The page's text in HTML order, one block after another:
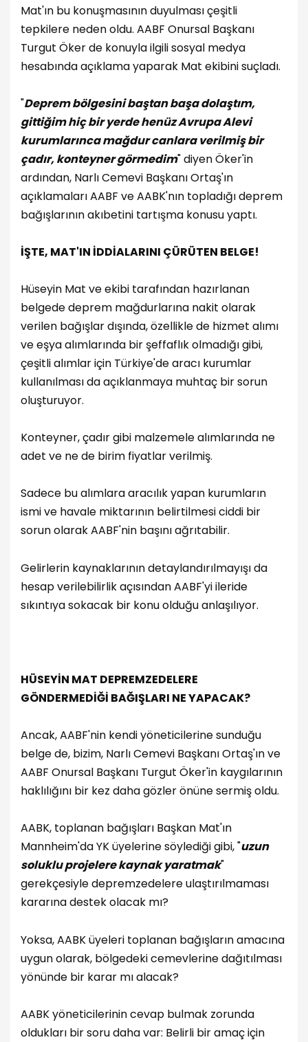
Mat'ın bu konuşmasının duyulması çeşitli
tepkilere neden oldu. AABF Onursal Başkanı
Turgut Öker de konuyla ilgili sosyal medya
hesabında açıklama yaparak Mat ekibini suçladı.
"Deprem bölgesini baştan başa dolaştım,
gittiğim hiç bir yerde henüz Avrupa Alevi
kurumlarınca mağdur canlara verilmiş bir
çadır, konteyner görmedim" diyen Öker'in
ardından, Narlı Cemevi Başkanı Ortaş'ın
açıklamaları AABF ve AABK'nın topladığı deprem
bağışlarının akıbetini tartışma konusu yaptı.
İŞTE, MAT'IN İDDİALARINI ÇÜRÜTEN BELGE!
Hüseyin Mat ve ekibi tarafından hazırlanan
belgede deprem mağdurlarına nakit olarak
verilen bağışlar dışında, özellikle de hizmet alımı
ve eşya alımlarında bir şeffaflık olmadığı gibi,
çeşitli alımlar için Türkiye'de aracı kurumlar
kullanılması da açıklanmaya muhtaç bir sorun
oluşturuyor.
Konteyner, çadır gibi malzemele alımlarında ne
adet ve ne de birim fiyatlar verilmiş.
Sadece bu alımlara aracılık yapan kurumların
ismi ve havale miktarının belirtilmesi ciddi bir
sorun olarak AABF'nin başını ağrıtabilir.
Gelirlerin kaynaklarının detaylandırılmayışı da
hesap verilebilirlik açısından AABF'yi ileride
sıkıntıya sokacak bir konu olduğu anlaşılıyor.
HÜSEYİN MAT DEPREMZEDELERE
GÖNDERMEDİĞİ BAĞIŞLARI NE YAPACAK?
Ancak, AABF'nin kendi yöneticilerine sunduğu
belge de, bizim, Narlı Cemevi Başkanı Ortaş'ın ve
AABF Onursal Başkanı Turgut Öker'in kaygılarının
haklılığını bir kez daha gözler önüne sermiş oldu.
AABK, toplanan bağışları Başkan Mat'ın
Mannheim'da YK üyelerine söylediği gibi, "uzun
soluklu projelere kaynak yaratmak"
gerekçesiyle depremzedelere ulaştırılmaması
kararına destek olacak mı?
Yoksa, AABK üyeleri toplanan bağışların amacına
uygun olarak, bölgedeki cemevlerine dağıtılması
yönünde bir karar mı alacak?
AABK yöneticilerinin cevap bulmak zorunda
oldukları bir soru daha var: Belirli bir amaç için